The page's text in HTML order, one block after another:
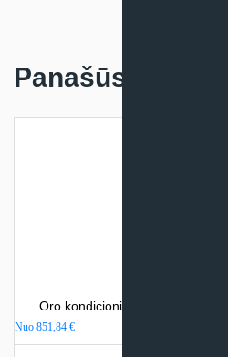
Panašūs
Oro kondicionierius Mitsubishi
Nuo 851,84 €